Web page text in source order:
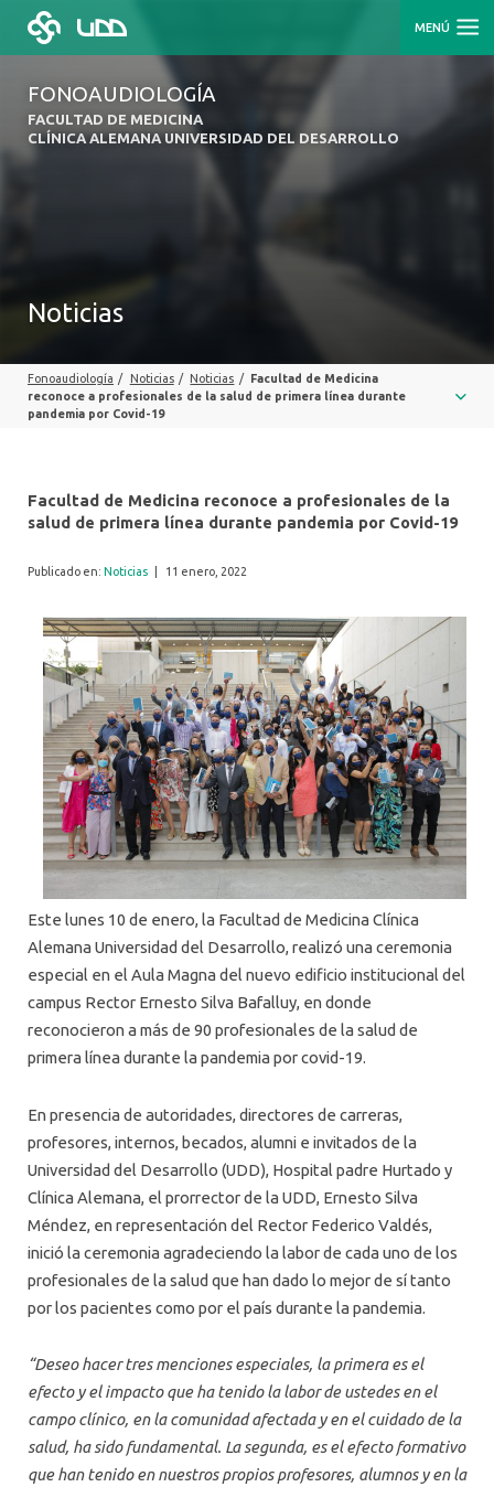
MENÚ
FONOAUDIOLOGÍA
FACULTAD DE MEDICINA
CLÍNICA ALEMANA UNIVERSIDAD DEL DESARROLLO
Noticias
Fonoaudiología / Noticias / Noticias /
Facultad de Medicina
reconoce a profesionales de la salud de primera línea durante
pandemia por Covid-19
Facultad de Medicina reconoce a profesionales de la
salud de primera línea durante pandemia por Covid-19
Publicado en: Noticias 11 enero, 2022
Este lunes 10 de enero, la Facultad de Medicina Clínica
Alemana Universidad del Desarrollo, realizó una ceremonia
especial en el Aula Magna del nuevo edificio institucional del
campus Rector Ernesto Silva Bafalluy, en donde
reconocieron a más de 90 profesionales de la salud de
primera línea durante la pandemia por covid-19.
En presencia de autoridades, directores de carreras,
profesores, internos, becados, alumni e invitados de la
Universidad del Desarrollo (UDD), Hospital padre Hurtado y
Clínica Alemana, el prorrector de la UDD, Ernesto Silva
Méndez, en representación del Rector Federico Valdés,
inició la ceremonia agradeciendo la labor de cada uno de los
profesionales de la salud que han dado lo mejor de sí tanto
por los pacientes como por el país durante la pandemia.
“Deseo hacer tres menciones especiales, la primera es el
efecto y el impacto que ha tenido la labor de ustedes en el
campo clínico, en la comunidad afectada y en el cuidado de la
salud, ha sido fundamental. La segunda, es el efecto formativo
que han tenido en nuestros propios profesores, alumnos y en la